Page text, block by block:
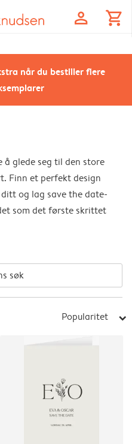
profile shopping_cart
når du bestiller flere
å glede seg til den store
Finn et perfekt design
og lag save the date-
som det første skrittet
søk
Popularitet arrow_right